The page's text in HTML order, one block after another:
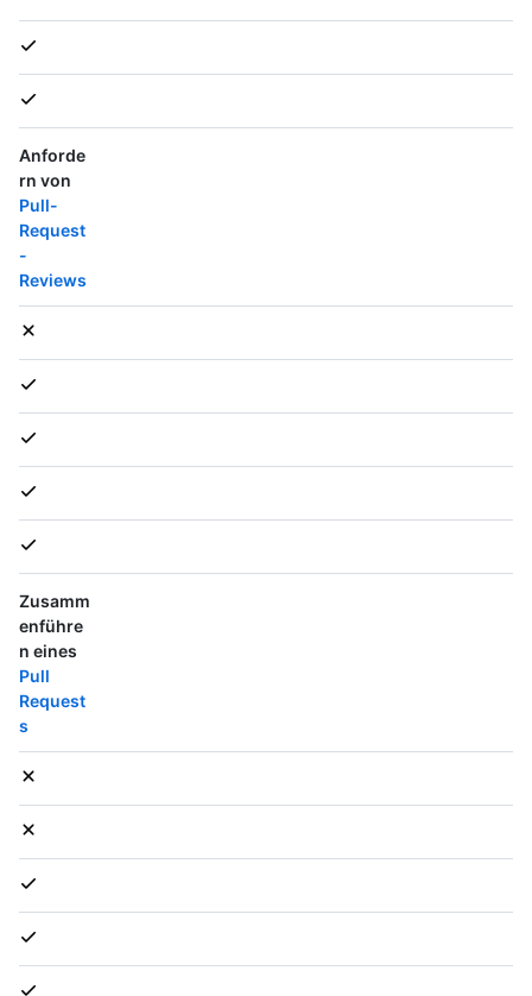
Anforde
rn von
Pull-
Request
-
Reviews
Zusamm
enführe
n eines
Pull
Request
s